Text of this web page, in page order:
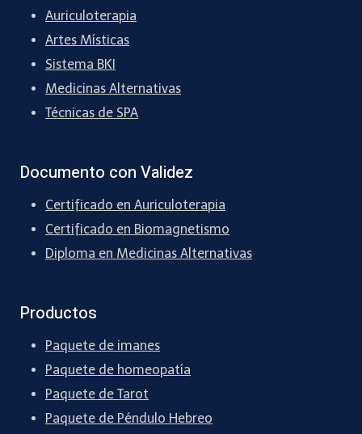
Auriculoterapia
Artes Místicas
Sistema BKI
Medicinas Alternativas
Técnicas de SPA
Documento con Validez
Certificado en Auriculoterapia
Certificado en Biomagnetismo
Diploma en Medicinas Alternativas
Productos
Paquete de imanes
Paquete de homeopatía
Paquete de Tarot
Paquete de Péndulo Hebreo